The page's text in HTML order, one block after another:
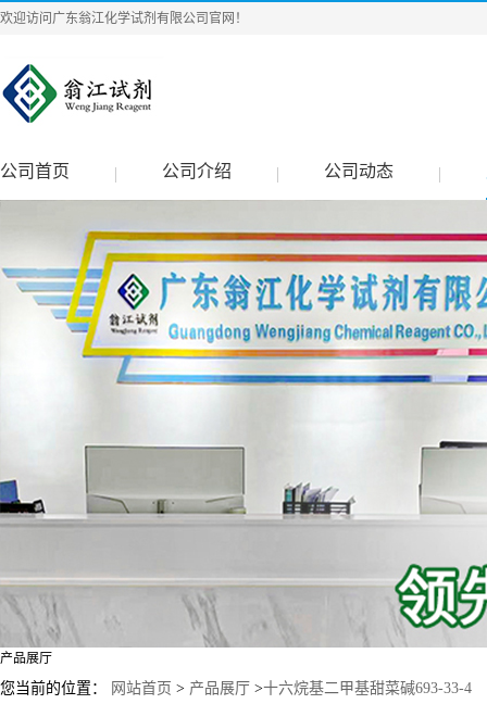
欢迎访问广东翁江化学试剂有限公司官网！
公司首页 公司介绍 公司动态
产品展厅
您当前的位置： 网站首页 > 产品展厅 >十六烷基二甲基甜菜碱693-33-4